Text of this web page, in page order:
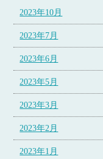
2023年10月
2023年7月
2023年6月
2023年5月
2023年3月
2023年2月
2023年1月